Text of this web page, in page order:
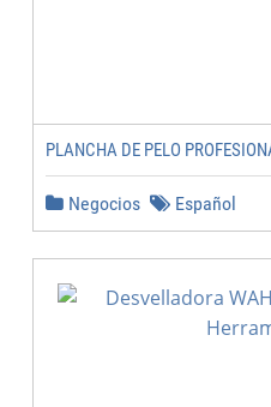
PLANCHA DE PELO
Negocios Español